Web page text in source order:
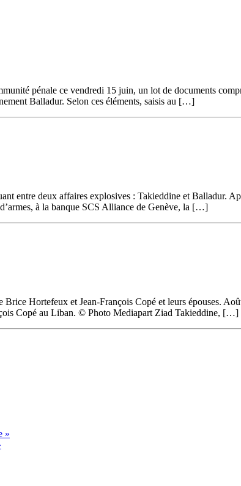
pénale ce vendredi 15 juin, un lot de documents
Balladur. Selon ces éléments, saisis au […]
deux affaires explosives : Takieddine et Balladur.
à la banque SCS Alliance de Genève, la […]
Hortefeux et Jean-François Copé et leurs épouses.
Copé au Liban. © Photo Mediapart Ziad Takieddine, […]
»